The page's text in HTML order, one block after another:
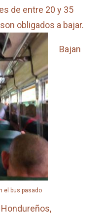
de entre 20 y 35
obligados a bajar.
el bus pasado
Bajan